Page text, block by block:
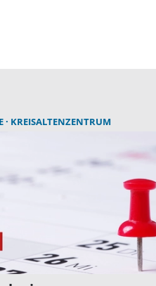
KREISALTENZENTRUM